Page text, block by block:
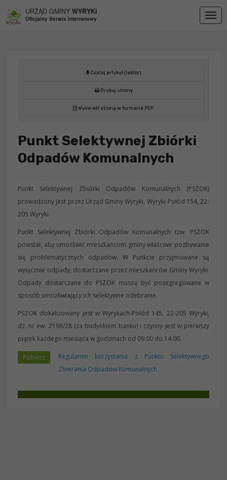
URZĄD GMINY WYRYKI
Oficjalny Serwis Internetowy
Czytaj artykuł (lektor)
Drukuj stronę
Wyświetl stronę w formacie PDF
Punkt Selektywnej Zbiórki
Odpadów Komunalnych
Punkt Selektywnej Zbiórki Odpadów Komunalnych (PSZOK)
prowadzony jest przez Urząd Gminy Wyryki, Wyryki-Połód 154, 22-
205 Wyryki.
Punkt Selektywnej Zbiórki Odpadów Komunalnych tzw. PSZOK
powstał, aby umożliwić mieszkańcom gminy właściwe pozbywanie
się problematycznych odpadów. W Punkcie przyjmowane są
wyłącznie odpady, dostarczane przez mieszkańców Gminy Wyryki.
Odpady dostarczane do PSZOK muszą być posegregowane w
sposób umożliwiający ich selektywne odebranie.
PSZOK zlokalizowany jest w Wyrykach-Połód 145, 22-205 Wyryki,
dz. nr ew. 2198/28 (za budynkiem banku) i czynny jest w pierwszy
piątek każdego miesiąca w godzinach od 09.00 do 14.00.
Regulamin korzystania z Punktu Selektywnego
Zbierania Odpadów Komunalnych